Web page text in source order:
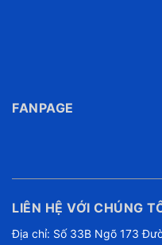
FANPAGE
LIÊN HỆ VỚI CHÚNG
Địa chỉ: Số 33B Ngõ 173